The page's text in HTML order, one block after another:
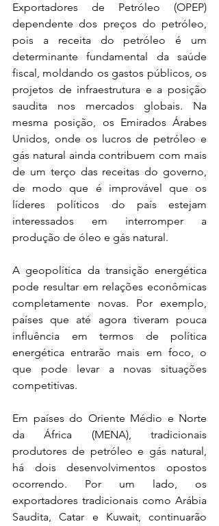
Exportadores de Petróleo (OPEP)
dependente dos preços do petróleo,
pois a receita do petróleo é um
determinante fundamental da saúde
fiscal, moldando os gastos públicos, os
projetos de infraestrutura e a posição
saudita nos mercados globais. Na
mesma posição, os Emirados Árabes
Unidos, onde os lucros de petróleo e
gás natural ainda contribuem com mais
de um terço das receitas do governo,
de modo que é improvável que os
líderes políticos do país estejam
interessados em interromper a
produção de óleo e gás natural.
A geopolítica da transição energética
pode resultar em relações econômicas
completamente novas. Por exemplo,
países que até agora tiveram pouca
influência em termos de política
energética entrarão mais em foco, o
que pode levar a novas situações
competitivas.
Em países do Oriente Médio e Norte
da África (MENA), tradicionais
produtores de petróleo e gás natural,
há dois desenvolvimentos opostos
ocorrendo. Por um lado, os
exportadores tradicionais como Arábia
Saudita, Catar e Kuwait, continuarão